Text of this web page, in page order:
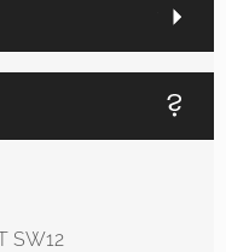
SW12